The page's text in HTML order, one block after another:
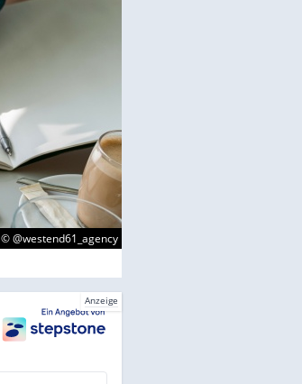
© @westend61_agency
Anzeige